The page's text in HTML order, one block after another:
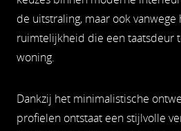
de uitstraling, maar ook
ruimtelijkheid die een taatsdeur
woning.
Dankzij het minimalistische
profielen ontstaat een stijlvolle